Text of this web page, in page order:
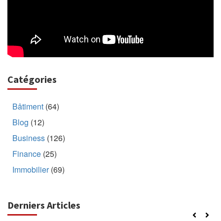
Catégories
Bâtiment (64)
Blog (12)
Business (126)
Finance (25)
Immobilier(69)
Derniers Articles